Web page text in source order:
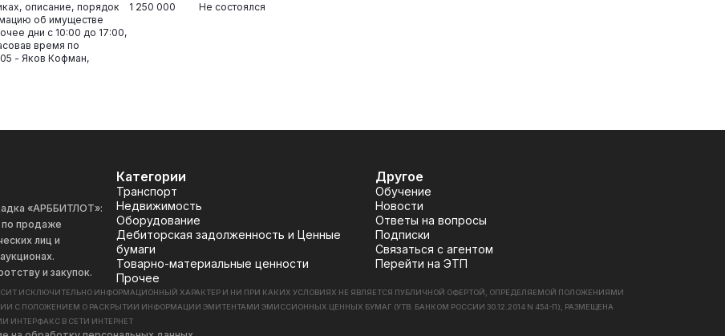
описание, порядок
об имуществе
дни с 10:00 до 17:00,
время по
- Яков Кофман,
1 250 000 Не состоялся
«АРББИТЛОТ»:
по продаже
лиц и
и закупок.
Категории
Транспорт
Недвижимость
Оборудование
Дебиторская задолженность и Ценные
бумаги
Товарно-материальные ценности
Прочее
Другое
Обучение
Новости
Ответы на вопросы
Подписки
Связаться с агентом
Перейти на ЭТП
ИСКЛЮЧИТЕЛЬНО ИНФОРМАЦИОННЫЙ ХАРАКТЕР И НИ ПРИ КАКИХ УСЛОВИЯХ НЕ ЯВЛЯЕТСЯ ПУБЛИЧНОЙ ОФЕРТОЙ, ОПРЕДЕЛЯЕМОЙ ПОЛОЖЕНИЯМИ
С ПОЛОЖЕНИЕМ О РАСКРЫТИИ ИНФОРМАЦИИ ЭМИТЕНТАМИ ЭМИССИОННЫХ ЦЕННЫХ БУМАГ (УТВ. БАНКОМ РОССИИ 30.12.2014 N 454-П), РАЗМЕЩЕНА
ИНТЕРФАКС В СЕТИ ИНТЕРНЕТ